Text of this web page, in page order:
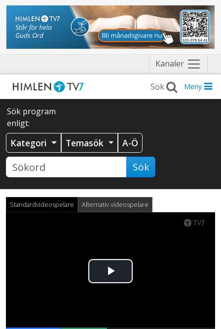
Kanaler Näytä
valikko
Meny
Sök program
enligt:
Kategori Temasök A-Ö
Sök
Standardvideospelare Alternativ videospelare
Spela